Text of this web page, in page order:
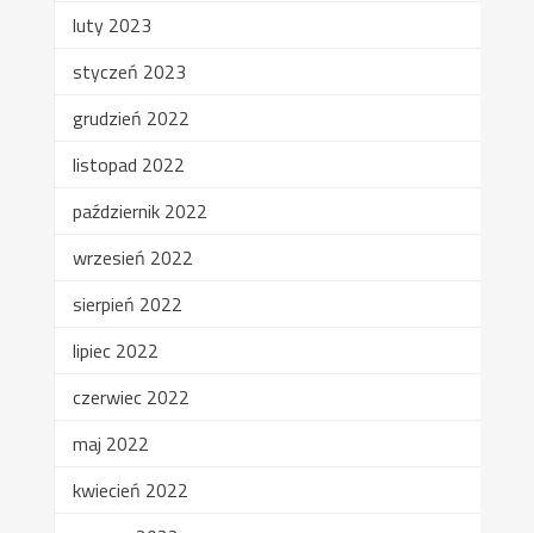
luty 2023
styczeń 2023
grudzień 2022
listopad 2022
październik 2022
wrzesień 2022
sierpień 2022
lipiec 2022
czerwiec 2022
maj 2022
kwiecień 2022